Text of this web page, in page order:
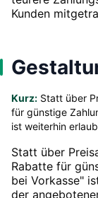
Kunden
Kurz: Statt über
für günstige
ist weiterhin
Statt über
Rabatte für
bei Vorkasse"
der